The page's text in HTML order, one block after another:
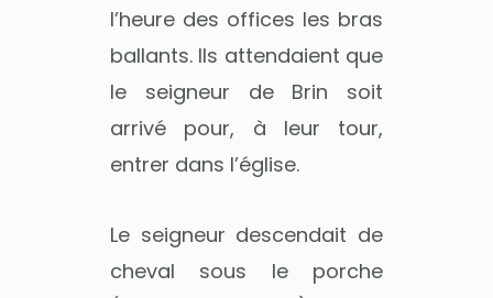
l’heure des offices les bras
ballants. Ils attendaient que
le seigneur de Brin soit
arrivé pour, à leur tour,
entrer dans l’église.
Le seigneur descendait de
cheval sous le porche